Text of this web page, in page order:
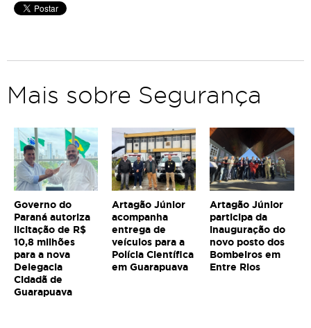
Mais sobre Segurança
Governo do
Paraná autoriza
licitação de R$
10,8 milhões
para a nova
Delegacia
Cidadã de
Guarapuava
Artagão Júnior
acompanha
entrega de
veículos para a
Polícia Científica
em Guarapuava
Artagão Júnior
participa da
inauguração do
novo posto dos
Bombeiros em
Entre Rios